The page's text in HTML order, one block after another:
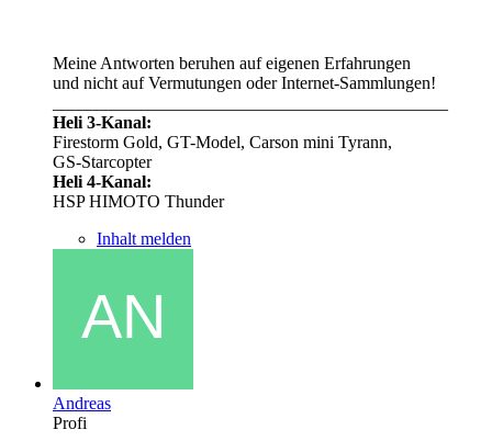
Meine Antworten beruhen auf eigenen Erfahrungen
und nicht auf Vermutungen oder Internet-Sammlungen!
Heli 3-Kanal:
Firestorm Gold, GT-Model, Carson mini Tyrann,
GS-Starcopter
Heli 4-Kanal:
HSP HIMOTO Thunder
Inhalt melden
Andreas
Profi